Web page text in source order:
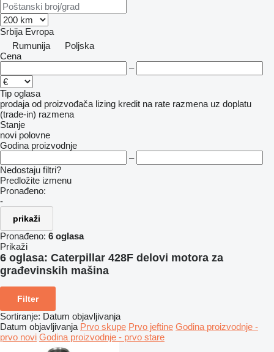
Srbija Evropa
Rumunija
Poljska
Cena
–
Tip oglasa
prodaja od proizvođača lizing kredit na rate razmena uz doplatu
(trade-in) razmena
Stanje
novi polovne
Godina proizvodnje
–
Nedostaju filtri?
Predložite izmenu
Pronađeno:
-
prikaži
Pronađeno: 6 oglasa
Prikaži
6 oglasa: Caterpillar 428F delovi motora za
građevinskih mašina
Filter
Sortiranje: Datum objavljivanja
Datum objavljivanja Prvo skupe Prvo jeftine Godina proizvodnje -
prvo novi Godina proizvodnje - prvo stare